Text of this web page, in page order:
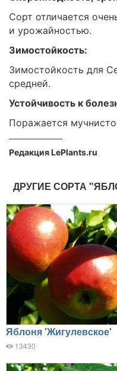
Сорт отличается
и урожайностью.
Зимостойкость:
Зимостойкость для
средней.
Устойчивость к
Поражается
Редакция LePlants.ru
ДРУГИЕ СОРТА
Яблоня 'Жигулевское'
13430